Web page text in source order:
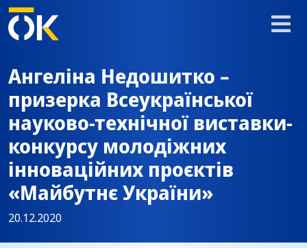
Ангеліна Недошитко –
призерка Всеукраїнської
науково-технічної виставки-
конкурсу молодіжних
інноваційних проєктів
«Майбутнє України»
20.12.2020